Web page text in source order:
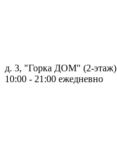
д. 3, "Горка ДОМ" (2-этаж)
10:00 - 21:00 ежедневно